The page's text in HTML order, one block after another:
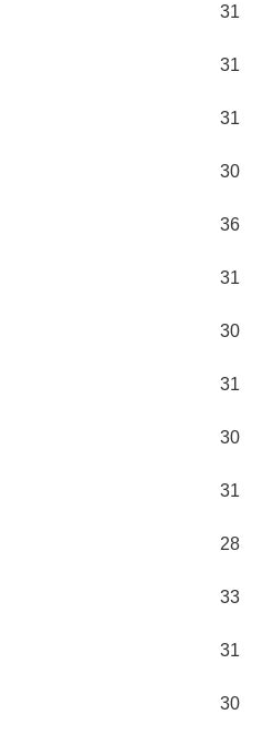
31
31
31
30
36
31
30
31
30
31
28
33
31
30